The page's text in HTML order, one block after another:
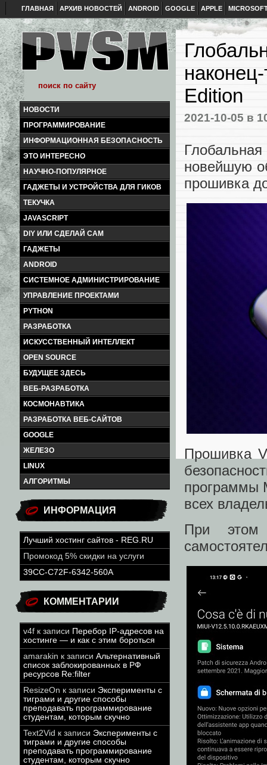
ГЛАВНАЯ АРХИВ НОВОСТЕЙ ANDROID GOOGLE APPLE
НОВОСТИ
ПРОГРАММИРОВАНИЕ
ИНФОРМАЦИОННАЯ БЕЗОПАСНОСТЬ
ЭТО ИНТЕРЕСНО
НАУЧНО-ПОПУЛЯРНОЕ
ГАДЖЕТЫ И УСТРОЙСТВА ДЛЯ ГИКОВ
ТЕКУЧКА
JAVASCRIPT
DIY ИЛИ СДЕЛАЙ САМ
ГАДЖЕТЫ
ANDROID
СИСТЕМНОЕ АДМИНИСТРИРОВАНИЕ
УПРАВЛЕНИЕ ПРОЕКТАМИ
PYTHON
РАЗРАБОТКА
ИСКУССТВЕННЫЙ ИНТЕЛЛЕКТ
OPEN SOURCE
БУДУЩЕЕ ЗДЕСЬ
ВЕБ-РАЗРАБОТКА
КОСМОНАВТИКА
РАЗРАБОТКА ВЕБ-САЙТОВ
GOOGLE
ЖЕЛЕЗО
LINUX
АЛГОРИТМЫ
ИНФОРМАЦИЯ
Лучший хостинг сайтов - REG.RU
Промокод 5% скидки на услуги
39CC-C72F-6342-560A
КОММЕНТАРИИ
v4f к записи Перебор IP-адресов на
хостинге — и как с этим бороться
amarakin к записи Альтернативный
список заблокированных в РФ
ресурсов Re:filter
ResizeOn к записи Эксперименты с
тиграми и другие способы
преподавать программирование
студентам, которым скучно
Text2Vid к записи Эксперименты с
тиграми и другие способы
преподавать программирование
студентам, которым скучно
Edition
2021-10-05 в
новейшую
прошивка
Прошивка
программы
всех
При этом